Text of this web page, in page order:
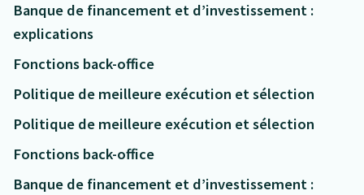
Banque de financement et d’investissement :
explications
Fonctions back-office
Politique de meilleure exécution et sélection
Politique de meilleure exécution et sélection
Fonctions back-office
Banque de financement et d’investissement :